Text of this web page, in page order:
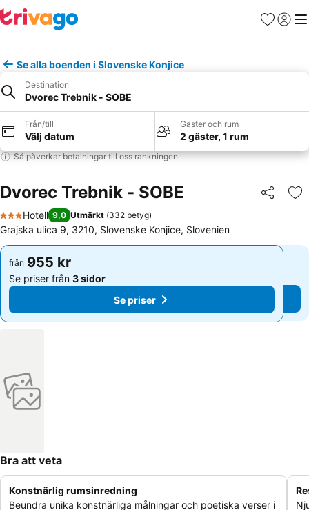
Favoriter
Logga
Se alla boenden i Slovenske Konjice
Destination
Dvorec Trebnik - SOBE
Från/till
Välj datum
Gäster och rum
2 gäster, 1 rum
Så påverkar betalningar till oss rankningen
Dvorec Trebnik - SOBE Dela
3 Stjärnor
Hotell 9,0 Utmärkt (332 betyg)
Grajska ulica 9, 3210, Slovenske Konjice, Slovenien
från 955 kr
Se priser från 3 sidor
Se priser
från 955 kr
Se priser från 3 sidor
Se priser
Bra att veta
Konstnärlig rumsinredning
Beundra unika konstnärliga målningar och poetiska verser i